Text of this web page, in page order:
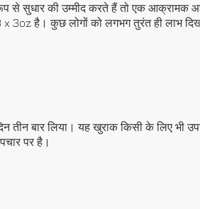
से सुधार की उम्मीद करते हैं तो एक आक्रामक
है। कुछ लोगों को लगभग तुरंत ही लाभ
तीन बार लिया। यह खुराक किसी के लिए भी
पर है।